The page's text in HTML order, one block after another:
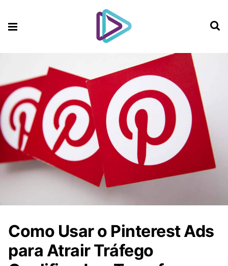
Como Usar o Pinterest Ads
para Atrair Tráfego